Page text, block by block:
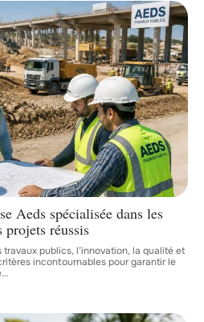
Aeds spécialisée dans les
réussis
publics, l’innovation, la qualité et
incontournables pour garantir le
…